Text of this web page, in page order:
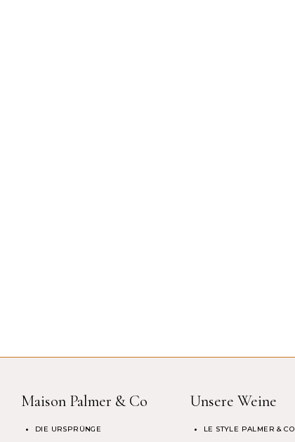
Maison Palmer & Co
DIE URSPRÜNGE
Unsere Weine
LE STYLE PALMER & CO